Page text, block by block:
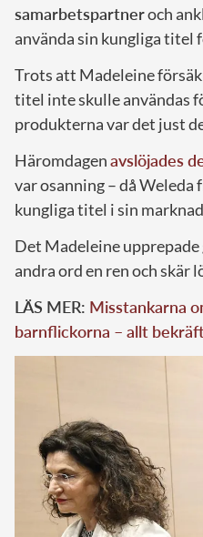
samarbetspartneroch
använda sin kungliga titel
Trots att Madeleine
titel inte skulle användas
produkterna var det just
Häromdagenavslöjades
var osanning – då Weleda
kungliga titel i sin
Det Madeleine upprepade
andra ord en ren och skär
LÄS MER: Misstankarna
barnflickorna – allt